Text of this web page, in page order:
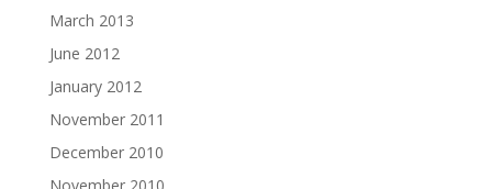
March 2013
June 2012
January 2012
November 2011
December 2010